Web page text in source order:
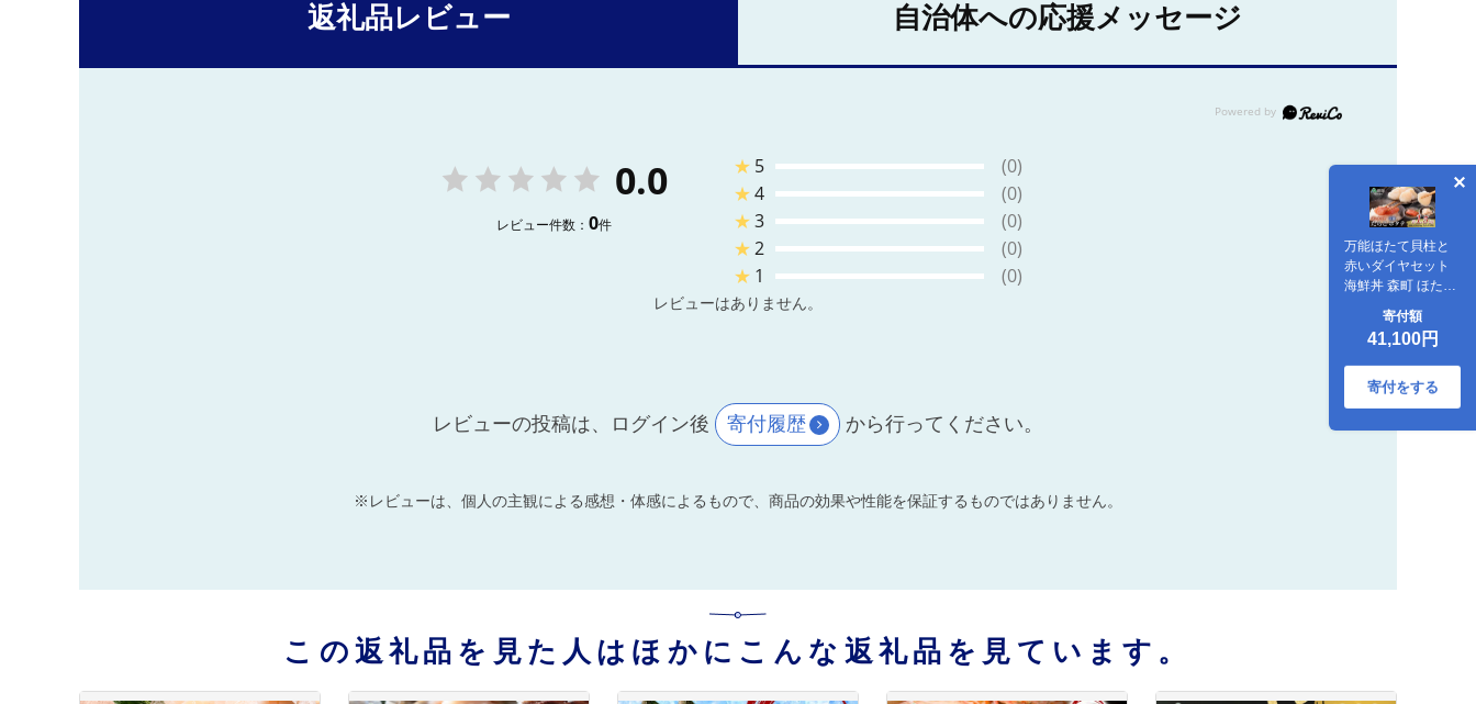
万能ほたて貝柱と
赤いダイヤセット
海鮮丼 森町 ほたて
帆立 ホタテ 貝柱 た
らこ 海産物 魚貝類
ふるさと納税 北海
道 mr1-1315
寄付額
41,100円
寄付をする
返礼品レビュー 自治体への応援メッセージ
0.0
レビュー件数： 0件
★ 5
(0)
★4
(0)
★3
(0)
★2
(0)
★ 1 (0)
レビューはありません。
レビューの投稿は、ログイン後 寄付履歴 から行ってください。
※レビューは、個人の主観による感想・体感によるもので、商品の効果や性能を保証するものではありません。
この返礼品を見た人はほかにこんな返礼品を見ています。